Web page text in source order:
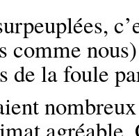
comme
de la foule